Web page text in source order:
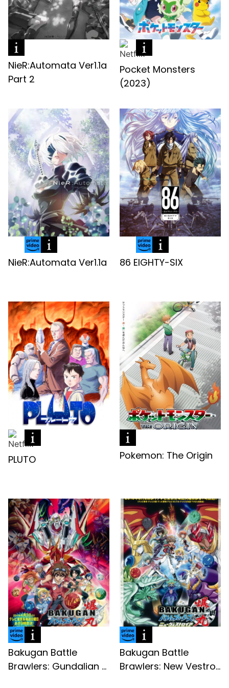
NieR:Automata Ver1.1a
Part 2
Pocket Monsters
(2023)
NieR:Automata Ver1.1a 86 EIGHTY-SIX
PLUTO Pokemon: The Origin
Bakugan Battle
Brawlers: Gundalian ...
Bakugan Battle
Brawlers: New Vestro...